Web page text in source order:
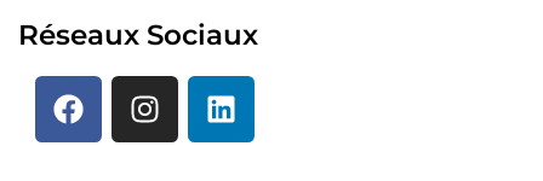
Réseaux Sociaux